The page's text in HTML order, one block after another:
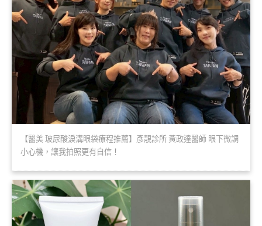
【醫美 玻尿酸淚溝眼袋療程推薦】彥靚診所 黃政達醫師 眼下微調
小心機，讓我拍照更有自信！